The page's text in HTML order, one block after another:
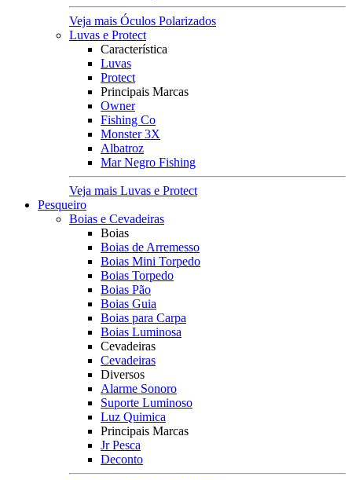
Veja mais Óculos Polarizados
Luvas e Protect
Característica
Luvas
Protect
Principais Marcas
Owner
Fishing Co
Monster 3X
Albatroz
Mar Negro Fishing
Veja mais Luvas e Protect
Pesqueiro
Boias e Cevadeiras
Boias
Boias de Arremesso
Boias Mini Torpedo
Boias Torpedo
Boias Pão
Boias Guia
Boias para Carpa
Boias Luminosa
Cevadeiras
Cevadeiras
Diversos
Alarme Sonoro
Suporte Luminoso
Luz Quimica
Principais Marcas
Jr Pesca
Deconto